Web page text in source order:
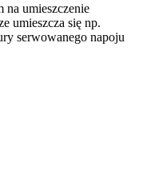
na umieszczenie
umieszcza się np.
serwowanego napoju